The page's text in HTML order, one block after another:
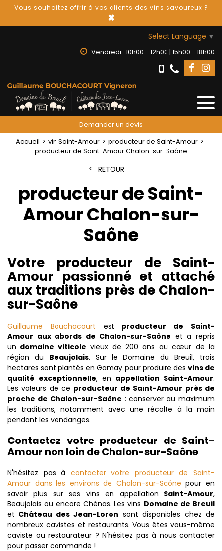
Vous souhaitez offrir à vos clients des vins savoureux ?
×
Select Language ▼
Vendredi : 10h00 - 12h00 | 15h00 - 18h00
Demander un devis
Accueil
vin Saint-Amour
producteur de Saint-Amour
producteur de Saint-Amour Chalon-sur-Saône
RETOUR
producteur de Saint-
Amour Chalon-sur-
Saône
Votre producteur de Saint-
Amour passionné et attaché
aux traditions près de Chalon-
sur-Saône
Guillaume Bouchacourt est producteur de Saint-
Amour aux abords de Chalon-sur-Saône et a repris
un domaine viticole vieux de 200 ans au cœur de la
région du Beaujolais. Sur le Domaine du Breuil, trois
hectares sont plantés en Gamay pour produire des vins de
qualité exceptionnelle, en appellation Saint-Amour.
Les valeurs de ce producteur de Saint-Amour près de
proche de Chalon-sur-Saône : conserver au maximum
les traditions, notamment avec une récolte à la main
pendant les vendanges.
Contactez votre producteur de Saint-
Amour non loin de Chalon-sur-Saône
N'hésitez pas à contacter votre producteur de Saint-
Amour dans les environs de Chalon-sur-Saône pour en
savoir plus sur ses vins en appellation Saint-Amour,
Beaujolais ou encore Chénas. Les vins Domaine de Breuil
et Château des Jean-Loron sont disponibles chez de
nombreux cavistes et restaurants. Vous êtes vous-même
caviste ou restaurateur ? N'hésitez pas à nous contacter
pour passer commande !